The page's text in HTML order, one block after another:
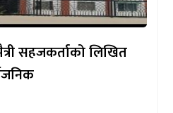
सहजकर्ताको लिखित